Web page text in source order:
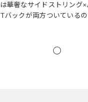
華奢なサイドストリング
ックが両方ついている